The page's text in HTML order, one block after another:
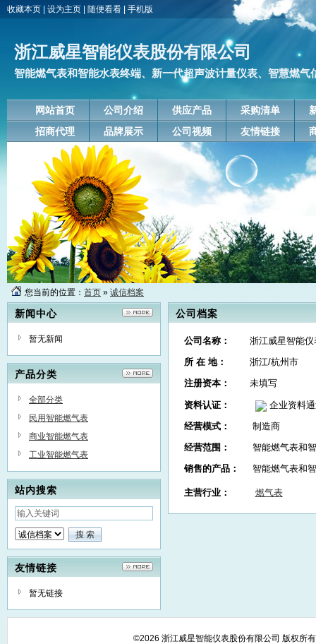
收藏本页 设为主页 随便看看 手机版
浙江威星智能仪表股份有限公司
智能燃气表和智能水表终端、新一代超声波计量仪表、智慧燃气
网站首页 公司介绍 供应产品 采购清单
招商代理
品牌展示 公司视频 友情链接
您当前的位置： 首页 » 诚信档案
新闻中心
暂无新闻
产品分类
全部分类
民用智能燃气表
商业智能燃气表
工业智能燃气表
站内搜索
友情链接
暂无链接
公司档案
公司名称：
浙江威星智能
所 在 地：
浙江/杭州市
注册资本：
未填写
资料认证：
企业资料
经营模式：
制造商
经营范围：
智能燃气表和
销售的产品：
智能燃气表和
主营行业： 燃气表
©2026 浙江威星智能仪表股份有限公司 版权所